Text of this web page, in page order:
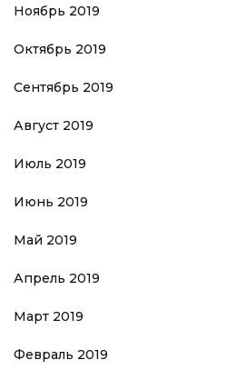
Ноябрь 2019
Октябрь 2019
Сентябрь 2019
Август 2019
Июль 2019
Июнь 2019
Май 2019
Апрель 2019
Март 2019
Февраль 2019